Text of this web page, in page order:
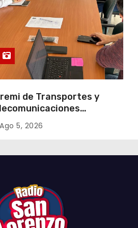
s
de Transportes y
primera mesa de
para el retiro de
Ago 5, 2026